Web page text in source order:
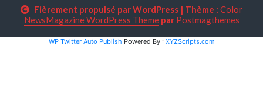
Fièrement propulsé par WordPress | Thème : Color
NewsMagazine WordPress Themepar Postmagthemes
WP Twitter Auto Publish Powered By : XYZScripts.com